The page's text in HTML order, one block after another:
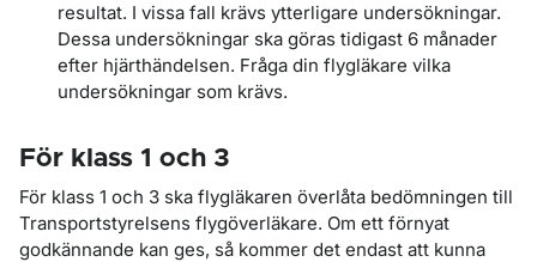
resultat. I vissa fall krävs ytterligare undersökningar.
Dessa undersökningar ska göras tidigast 6 månader
efter hjärthändelsen. Fråga din flygläkare vilka
undersökningar som krävs.
För klass 1 och 3
För klass 1 och 3 ska flygläkaren överlåta bedömningen till
Transportstyrelsens flygöverläkare. Om ett förnyat
godkännande kan ges, så kommer det endast att kunna